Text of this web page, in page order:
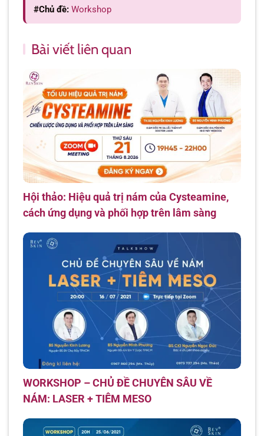
#Chủ đề: Workshop
Bài viết liên quan
Hội thảo: Hiệu quả trị nám của Cysteamine,
cách ứng dụng và phối hợp trên lâm sàng
WORKSHOP – CHỦ ĐỀ CHUYÊN SÂU VỀ
NÁM: LASER + TIÊM MESO